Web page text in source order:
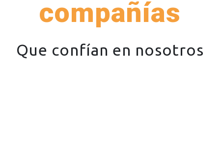
compañías
Que confían en nosotros